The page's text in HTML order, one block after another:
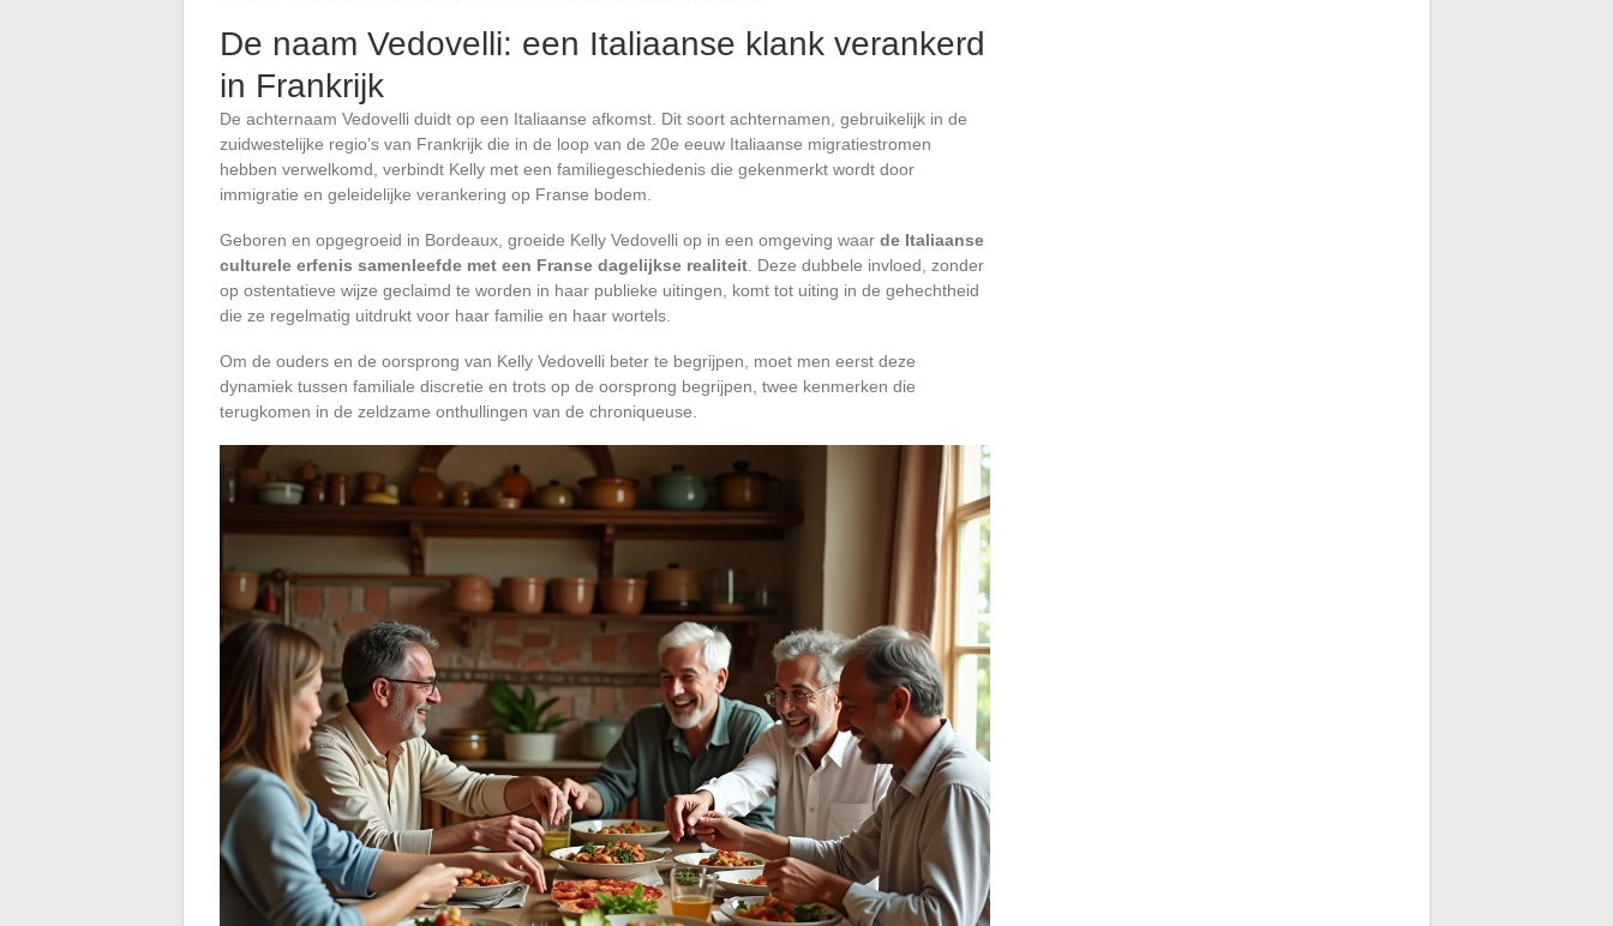
De naam Vedovelli: een Italiaanse klank verankerd
in Frankrijk
De achternaam Vedovelli duidt op een Italiaanse afkomst. Dit soort achternamen, gebruikelijk in de
zuidwestelijke regio’s van Frankrijk die in de loop van de 20e eeuw Italiaanse migratiestromen
hebben verwelkomd, verbindt Kelly met een familiegeschiedenis die gekenmerkt wordt door
immigratie en geleidelijke verankering op Franse bodem.
Geboren en opgegroeid in Bordeaux, groeide Kelly Vedovelli op in een omgeving waar de Italiaanse
culturele erfenis samenleefde met een Franse dagelijkse realiteit . Deze dubbele invloed, zonder
op ostentatieve wijze geclaimd te worden in haar publieke uitingen, komt tot uiting in de gehechtheid
die ze regelmatig uitdrukt voor haar familie en haar wortels.
Om de ouders en de oorsprong van Kelly Vedovelli beter te begrijpen, moet men eerst deze
dynamiek tussen familiale discretie en trots op de oorsprong begrijpen, twee kenmerken die
terugkomen in de zeldzame onthullingen van de chroniqueuse.